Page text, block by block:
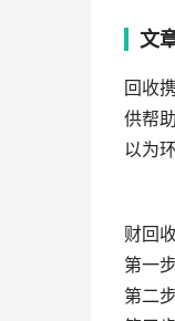
文
回收
供帮
以为
财回
第一
第二